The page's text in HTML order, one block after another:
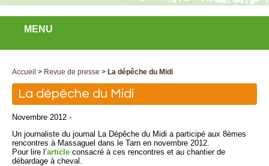
MENU
Accueil > Revue de presse > La dépêche du Midi
La dépêche du Midi
Novembre 2012 -
Un journaliste du journal La Dépêche du Midi a participé aux 8èmes
rencontres à Massaguel dans le Tarn en novembre 2012.
Pour lire l’article consacré à ces rencontres et au chantier de
débardage à cheval.